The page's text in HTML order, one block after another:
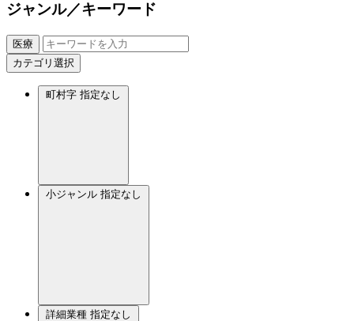
ジャンル／キーワード
医療
カテゴリ選択
町村字 指定なし
小ジャンル 指定なし
詳細業種 指定なし